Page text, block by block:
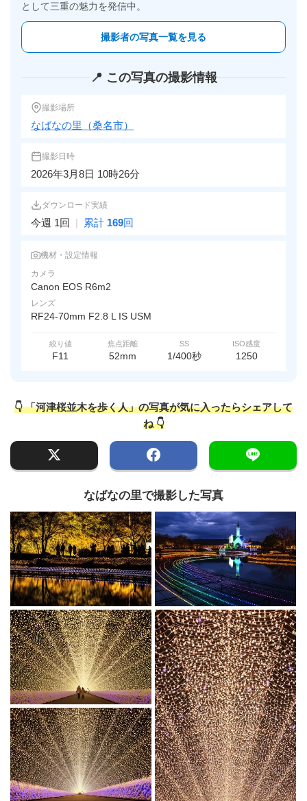
として三重の魅力を発信中。
撮影者の写真一覧を見る
📍 この写真の撮影情報
撮影場所
なばなの里（桑名市）
撮影日時
2026年3月8日 10時26分
ダウンロード実績
今週 1回 | 累計 169回
機材・設定情報
カメラ
Canon EOS R6m2
レンズ
RF24-70mm F2.8 L IS USM
絞り値
F11
焦点距離
52mm
SS
1/400秒
ISO感度
1250
👇 「河津桜並木を歩く人」の写真が気に入ったらシェアして
ね 👇
なばなの里で撮影した写真